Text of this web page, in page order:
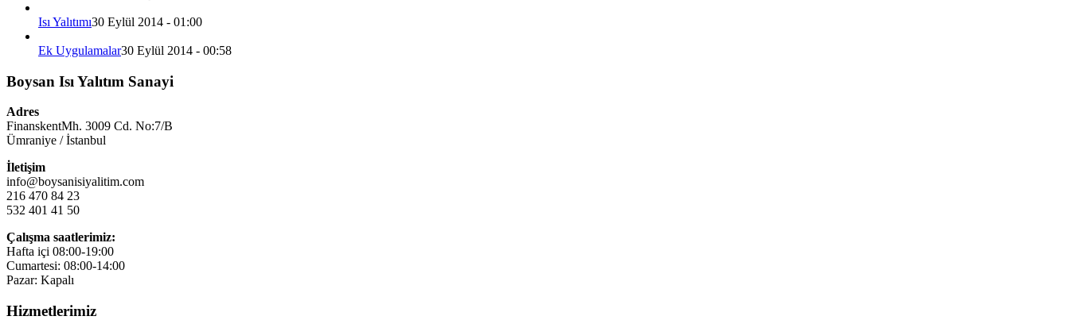
Isı Yalıtımı30 Eylül 2014 - 01:00
Ek Uygulamalar30 Eylül 2014 - 00:58
Boysan Isı Yalıtım Sanayi
Adres
FinanskentMh. 3009 Cd. No:7/B
Ümraniye / İstanbul
İletişim
info@boysanisiyalitim.com
216 470 84 23
532 401 41 50
Çalışma saatlerimiz:
Hafta içi 08:00-19:00
Cumartesi: 08:00-14:00
Pazar: Kapalı
Hizmetlerimiz